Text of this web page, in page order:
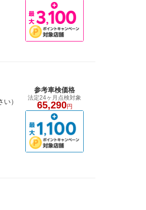
）
参考車検価格
法定24ヶ月点検対象
65,290円